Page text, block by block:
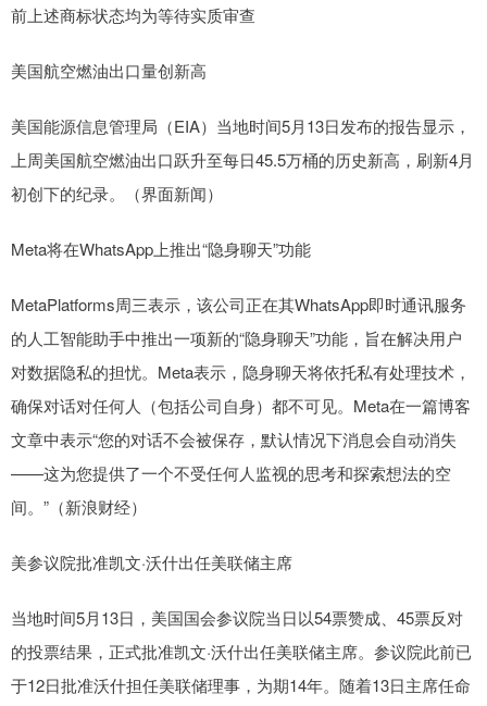
前上述商标状态均为等待实质审查
美国航空燃油出口量创新高
美国能源信息管理局（EIA）当地时间5月13日发布的报告显示，
上周美国航空燃油出口跃升至每日45.5万桶的历史新高，刷新4月
初创下的纪录。（界面新闻）
Meta将在WhatsApp上推出“隐身聊天”功能
MetaPlatforms周三表示，该公司正在其WhatsApp即时通讯服务
的人工智能助手中推出一项新的“隐身聊天”功能，旨在解决用户
对数据隐私的担忧。Meta表示，隐身聊天将依托私有处理技术，
确保对话对任何人（包括公司自身）都不可见。Meta在一篇博客
文章中表示“您的对话不会被保存，默认情况下消息会自动消失
——这为您提供了一个不受任何人监视的思考和探索想法的空
间。”（新浪财经）
美参议院批准凯文·沃什出任美联储主席
当地时间5月13日，美国国会参议院当日以54票赞成、45票反对
的投票结果，正式批准凯文·沃什出任美联储主席。参议院此前已
于12日批准沃什担任美联储理事，为期14年。随着13日主席任命